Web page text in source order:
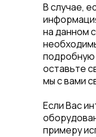
В случае,
на данном
оставьте
мы с вами
Если Вас
примеру